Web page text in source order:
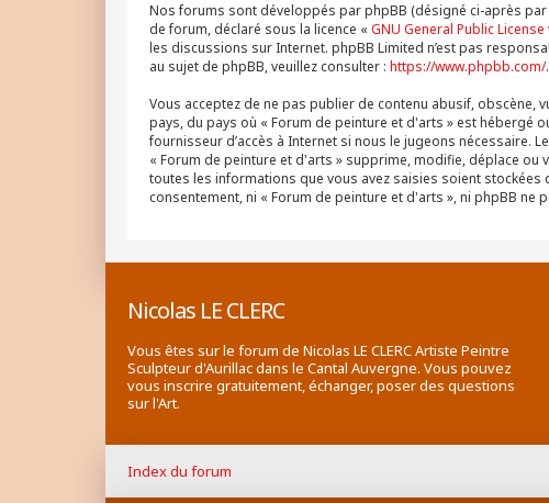
Nos forums sont développés par phpBB (désigné ci-après par
de forum, déclaré sous la licence « GNU General Public License
les discussions sur Internet. phpBB Limited n’est pas
au sujet de phpBB, veuillez consulter : https://www.phpbb.com/.
Vous acceptez de ne pas publier de contenu abusif,
pays, du pays où « Forum de peinture et d'arts » est hébergé
fournisseur d’accès à Internet si nous le jugeons nécessaire.
« Forum de peinture et d'arts » supprime, modifie, déplace ou
toutes les informations que vous avez saisies soient
consentement, ni « Forum de peinture et d'arts », ni phpBB
Nicolas LE CLERC
Vous êtes sur le forum de Nicolas LE CLERC Artiste Peintre
Sculpteur d'Aurillac dans le Cantal Auvergne. Vous pouvez
vous inscrire gratuitement, échanger, poser des questions
sur l'Art.
Index du forum